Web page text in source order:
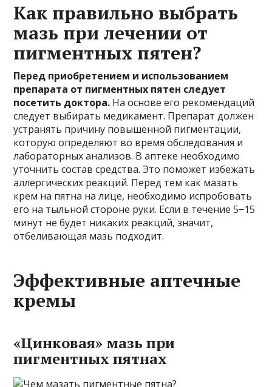
Как правильно выбрать
мазь при лечении от
пигментных пятен?
Перед приобретением и использованием
препарата от пигментных пятен следует
посетить доктора. На основе его рекомендаций
следует выбирать медикамент. Препарат должен
устранять причину повышенной пигментации,
которую определяют во время обследования и
лабораторных анализов. В аптеке необходимо
уточнить состав средства. Это поможет избежать
аллергических реакций. Перед тем как мазать
крем на пятна на лице, необходимо испробовать
его на тыльной стороне руки. Если в течение 5−15
минут не будет никаких реакций, значит,
отбеливающая мазь подходит.
Эффективные аптечные
кремы
«Цинковая» мазь при
пигментных пятнах